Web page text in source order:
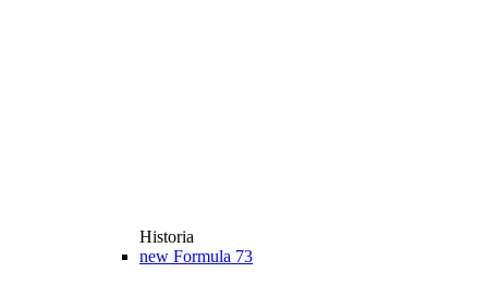
Historia
new Formula 73